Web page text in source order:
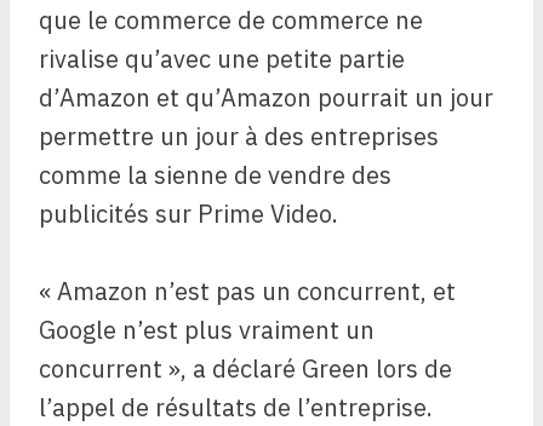
que le commerce de commerce ne
rivalise qu’avec une petite partie
d’Amazon et qu’Amazon pourrait un jour
permettre un jour à des entreprises
comme la sienne de vendre des
publicités sur Prime Video.
« Amazon n’est pas un concurrent, et
Google n’est plus vraiment un
concurrent », a déclaré Green lors de
l’appel de résultats de l’entreprise.